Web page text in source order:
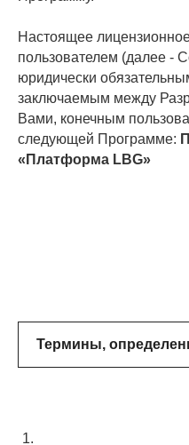
Настоящее
пользователем (далее -
юридически
заключаемым между
Вами, конечным
следующей Программе:
«Платформа LBG»